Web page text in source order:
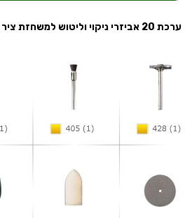
ערכת 20 אביזרי ניקוי וליטוש למשחזת ציר - DREMEL 684